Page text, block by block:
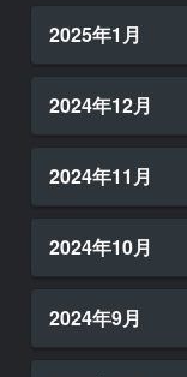
2025年1月
2024年12月
2024年11月
2024年10月
2024年9月